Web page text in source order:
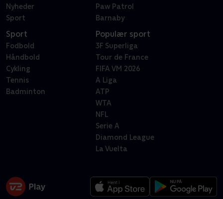
Nyheder
Sport
Paw Patrol
Barnaby
Sport
Fodbold
Håndbold
Cykling
Tennis
Badminton
Populær sport
3F Superliga
Tour de France
FIFA VM 2026
A Liga
ATP
WTA
NFL
Serie A
Diamond League
La Vuelta